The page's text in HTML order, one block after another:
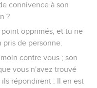
connivence à son
?
opprimés, et tu ne
de personne.
contre vous ; son
vous n'avez trouvé
ils répondirent : Il en est